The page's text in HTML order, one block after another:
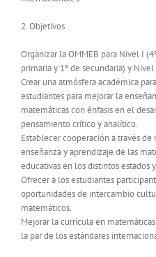
2. Objetivos
Organizar la OMMEB para Nivel I
primaria y 1º de secundaria) y
Crear una atmósfera académica
estudiantes para mejorar la
matemáticas con énfasis en el
pensamiento crítico y analítico.
Establecer cooperación a través
enseñanza y aprendizaje de las
educativas en los distintos estados
Ofrecer a los estudiantes
oportunidades de intercambio
matemáticos.
Mejorar la currícula en
la par de los estándares